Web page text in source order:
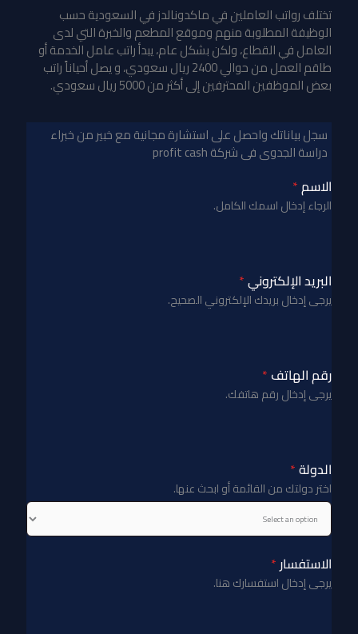
تختلف رواتب العاملين في ماكدونالدز في السعودية حسب
الوظيفة المطلوبة منهم وموقع المطعم والخبرة التي لدى
العامل في القطاع، ولكن بشكل عام، يبدأ راتب عامل الخدمة أو
طاقم العمل من حوالي 2400 ريال سعودي، و يصل أحياناً راتب
بعض الموظفين المحترفين إلى أكثر من 5000 ريال سعودي.
سجل بياناتك واحصل على استشارة مجانية مع خبير من خبراء
دراسة الجدوى فى شركة profit cash
الاسم*
الرجاء إدخال اسمك الكامل.
البريد الإلكتروني*
يرجى إدخال بريدك الإلكتروني الصحيح.
رقم الهاتف*
يرجى إدخال رقم هاتفك.
الدولة*
اختر دولتك من القائمة أو ابحث عنها.
الاستفسار*
يرجى إدخال استفسارك هنا.